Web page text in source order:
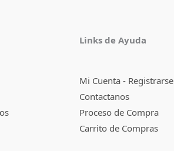
Links de Ayuda
Mi Cuenta - Registrarse
Contactanos
Proceso de Compra
Carrito de Compras